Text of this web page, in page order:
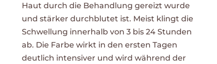
Haut durch die Behandlung gereizt wurde
und stärker durchblutet ist. Meist klingt die
Schwellung innerhalb von 3 bis 24 Stunden
ab. Die Farbe wirkt in den ersten Tagen
deutlich intensiver und wird während der